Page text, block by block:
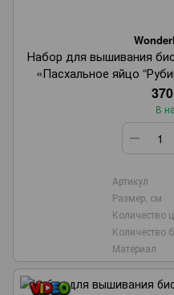
Набор для вышивания
«Пасхальное яйцо
В
Артикул
Размер, см
Количество
Количество
Материал